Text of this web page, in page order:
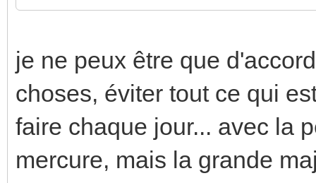
je ne peux être que
choses, éviter tout ce qui
faire chaque jour... avec la
mercure, mais la grande